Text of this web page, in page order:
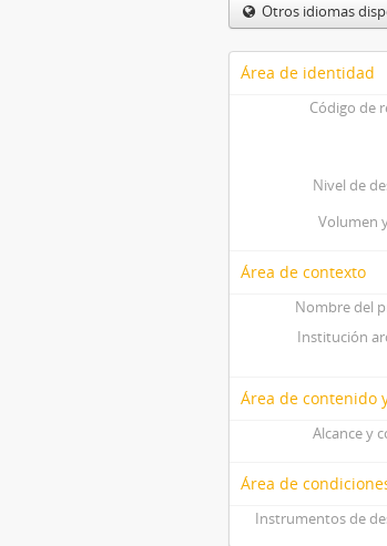
Otros idiomas
Área de identidad
Código de
Nivel de
Volumen
Área de contexto
Nombre del
Institución
Área de contenido
Alcance y
Área de
Instrumentos de